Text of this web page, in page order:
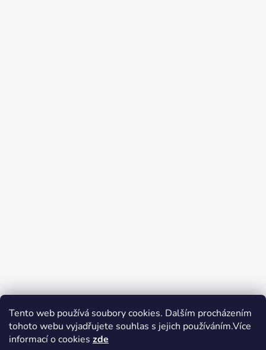
Tento web používá soubory cookies. Dalším procházením
tohoto webu vyjadřujete souhlas s jejich používáním.Více
informací o cookies zde
Zboží.cz Heureka.cz Voňavé dárky